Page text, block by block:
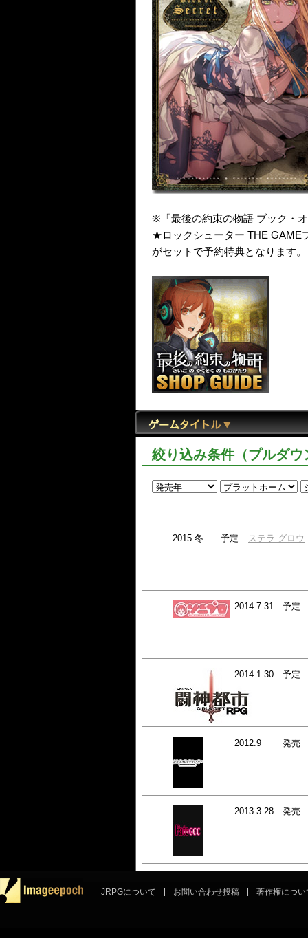
※「最後の約束の物語 ブック・
★ロックシューター THE GAME
がセットで予約特典となります。
絞り込み条件（プルダ
2015 冬 予定 ステラ グロウ
2014.7.31 予定
2014.1.30 予定
2012.9 発売
2013.3.28 発売
JRPGについて お問い合わせ投稿 著作権につい